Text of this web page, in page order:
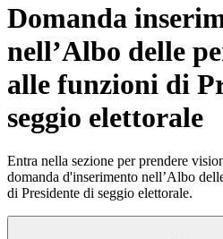
Domanda
nell’Albo delle
alle funzioni di
seggio elettorale
Entra nella sezione per prendere
domanda d'inserimento nell’Albo
di Presidente di seggio elettorale.